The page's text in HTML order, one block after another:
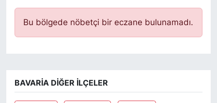
Bu bölgede nöbetçi bir eczane bulunamadı.
BAVARIA DIĞER İLÇELER